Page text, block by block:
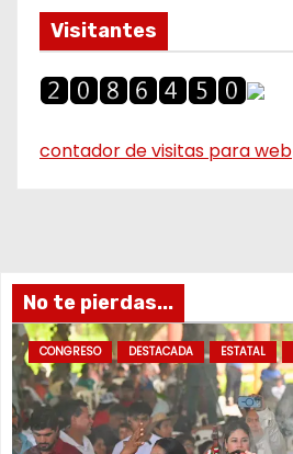
Visitantes
contador de visitas para web
No te pierdas...
CONGRESO DESTACADA ESTATAL